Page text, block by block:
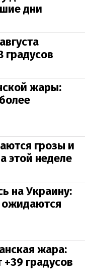
дни
градусов
жары:
грозы и
этой неделе
на Украину:
ожидаются
жара:
+39 градусов